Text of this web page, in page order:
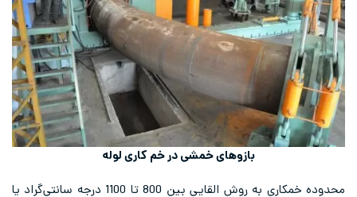
بازوهای خمشی در خم کاری لوله
محدوده خمکاری به روش القایی بین 800 تا 1100 درجه سانتی‌گراد یا